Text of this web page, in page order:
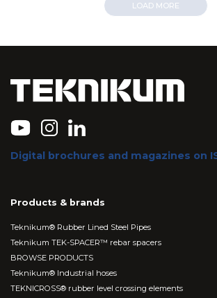
LOAD MORE
Digital brochures and magazines on
Products & brands
Teknikum® Rubber Lined Steel Pipes
Teknikum TEK-SPACER™ rebar spacers
BROWSE PRODUCTS
Teknikum® Industrial hoses
TEKNICROSS® rubber level crossing elements